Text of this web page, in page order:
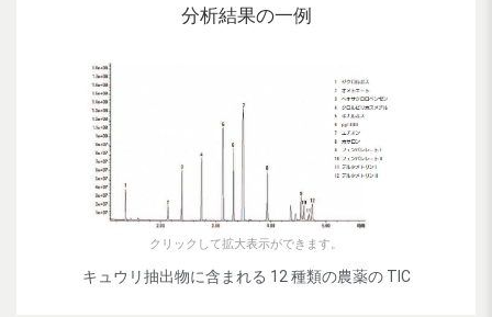
分析結果の一例
クリックして拡大表示ができます。
キュウリ抽出物に含まれる 12 種類の農薬の TIC